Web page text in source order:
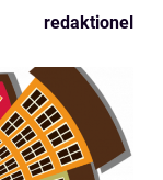
redaktionel